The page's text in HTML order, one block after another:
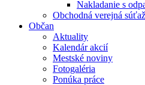
Nakladanie s
Obchodná verejná súťaž
Občan
Aktuality
Kalendár akcií
Mestské noviny
Fotogaléria
Ponúka práce